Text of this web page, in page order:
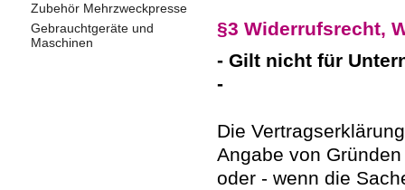
Zubehör Mehrzweckpresse
Gebrauchtgeräte und
Maschinen
§3 Widerrufsrecht,
- Gilt nicht für
-
Die
Angabe von
oder - wenn die